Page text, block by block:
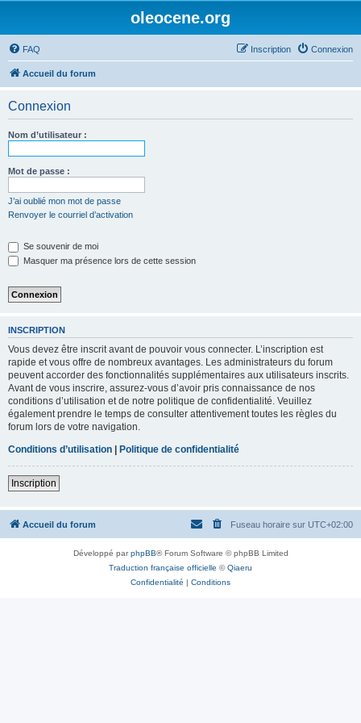
oleocene.org
FAQ Connexion
Inscription
Accueil du forum
Connexion
Nom d’utilisateur :
Mot de passe :
J’ai oublié mon mot de passe
Renvoyer le courriel d’activation
Se souvenir de moi
Masquer ma présence lors de cette session
INSCRIPTION
Vous devez être inscrit avant de pouvoir vous connecter. L’inscription est
rapide et vous offre de nombreux avantages. Les administrateurs du forum
peuvent accorder des fonctionnalités supplémentaires aux utilisateurs inscrits.
Avant de vous inscrire, assurez-vous d’avoir pris connaissance de nos
conditions d’utilisation et de notre politique de confidentialité. Veuillez
également prendre le temps de consulter attentivement toutes les règles du
forum lors de votre navigation.
Conditions d’utilisation | Politique de confidentialité
Inscription
Accueil du forum Fuseau horaire sur UTC+02:00
Développé parphpBB® Forum Software © phpBB Limited
Traduction française officielle ©Qiaeru
Confidentialité | Conditions